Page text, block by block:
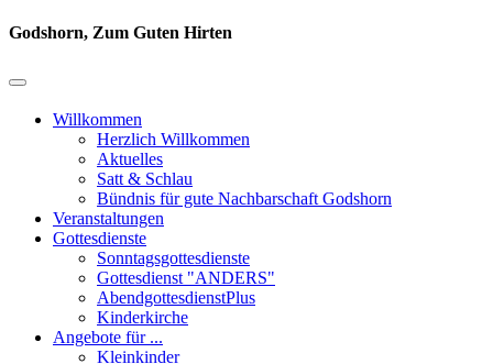
Godshorn, Zum Guten Hirten
Willkommen
Herzlich Willkommen
Aktuelles
Satt & Schlau
Bündnis für gute Nachbarschaft Godshorn
Veranstaltungen
Gottesdienste
Sonntagsgottesdienste
Gottesdienst "ANDERS"
AbendgottesdienstPlus
Kinderkirche
Angebote für ...
Kleinkinder